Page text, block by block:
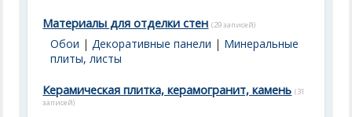
Материалы для отделки стен (29 записей)
Обои |Декоративные панели | Минеральные
плиты, листы
Керамическая плитка, керамогранит, камень (31
записей)